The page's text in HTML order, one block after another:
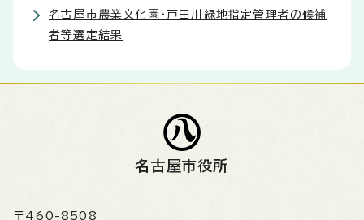
名古屋市農業文化園・戸田川緑地指定管理者の候補
者等選定結果
名古屋市役所
〒460-8508